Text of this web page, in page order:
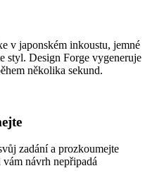
v japonském inkoustu, jemné
styl. Design Forge vygeneruje
několika sekund.
zadání a prozkoumejte
vám návrh nepřipadá